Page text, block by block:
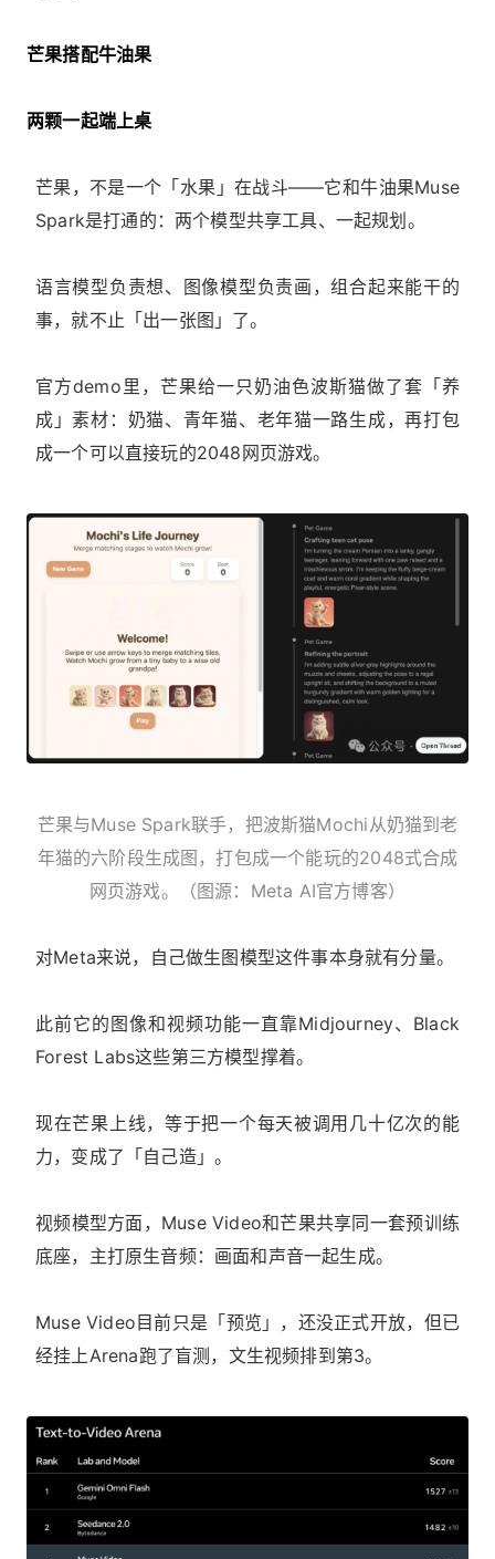
芒果搭配牛油果
两颗一起端上桌
芒果，不是一个「水果」在战斗——它和牛油果Muse
Spark是打通的：两个模型共享工具、一起规划。
语言模型负责想、图像模型负责画，组合起来能干的
事，就不止「出一张图」了。
官方demo里，芒果给一只奶油色波斯猫做了套「养
成」素材：奶猫、青年猫、老年猫一路生成，再打包
成一个可以直接玩的2048网页游戏。
芒果与Muse Spark联手，把波斯猫Mochi从奶猫到老
年猫的六阶段生成图，打包成一个能玩的2048式合成
网页游戏。（图源：Meta AI官方博客）
对Meta来说，自己做生图模型这件事本身就有分量。
此前它的图像和视频功能一直靠Midjourney、Black
Forest Labs这些第三方模型撑着。
现在芒果上线，等于把一个每天被调用几十亿次的能
力，变成了「自己造」。
视频模型方面，Muse Video和芒果共享同一套预训练
底座，主打原生音频：画面和声音一起生成。
Muse Video目前只是「预览」，还没正式开放，但已
经挂上Arena跑了盲测，文生视频排到第3。